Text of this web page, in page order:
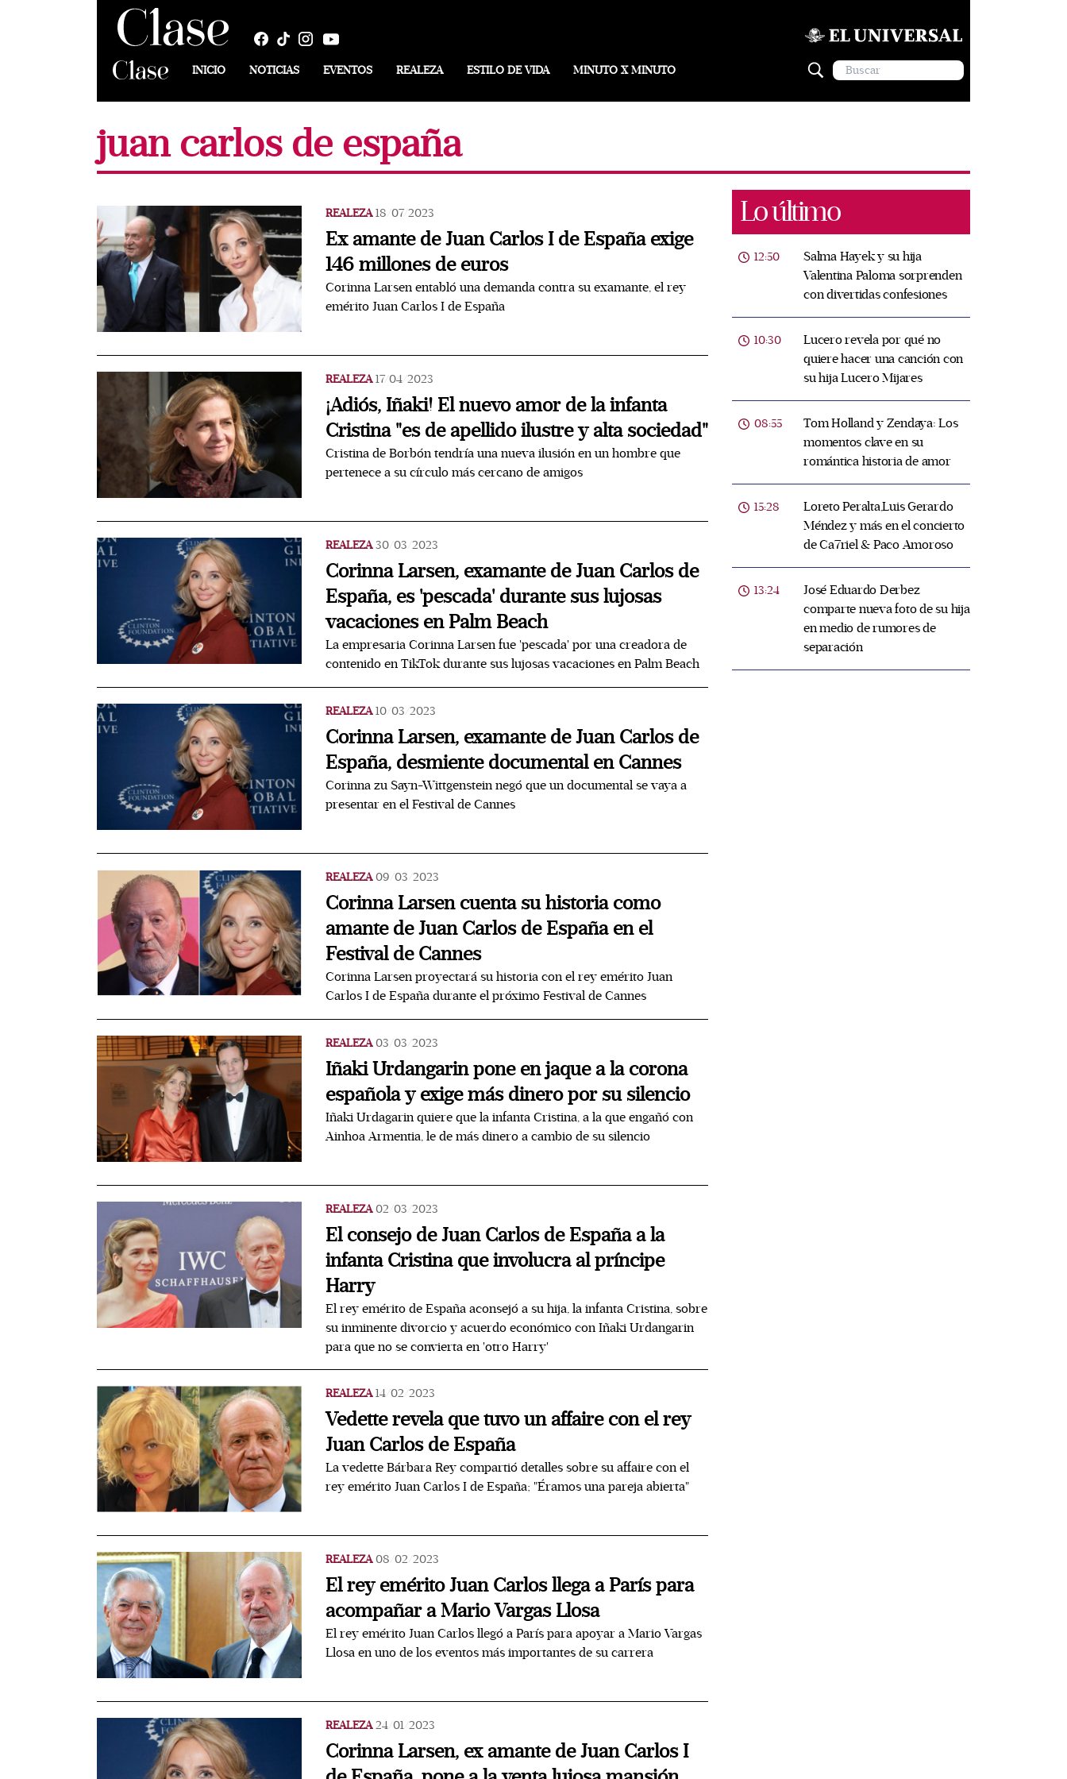
INICIO NOTICIAS EVENTOS REALEZA ESTILO DE VIDA MINUTO X MINUTO
juan carlos de españa
REALEZA 18/07/2023
Ex amante de Juan Carlos I de España exige
146 millones de euros
Corinna Larsen entabló una demanda contra su examante, el rey
emérito Juan Carlos I de España
REALEZA 17/04/2023
¡Adiós, Iñaki! El nuevo amor de la infanta
Cristina "es de apellido ilustre y alta sociedad"
Cristina de Borbón tendría una nueva ilusión en un hombre que
pertenece a su círculo más cercano de amigos
REALEZA 30/03/2023
Corinna Larsen, examante de Juan Carlos de
España, es 'pescada' durante sus lujosas
vacaciones en Palm Beach
La empresaria Corinna Larsen fue 'pescada' por una creadora de
contenido en TikTok durante sus lujosas vacaciones en Palm Beach
REALEZA 10/03/2023
Corinna Larsen, examante de Juan Carlos de
España, desmiente documental en Cannes
Corinna zu Sayn-Wittgenstein negó que un documental se vaya a
presentar en el Festival de Cannes
REALEZA 09/03/2023
Corinna Larsen cuenta su historia como
amante de Juan Carlos de España en el
Festival de Cannes
Corinna Larsen proyectará su historia con el rey emérito Juan
Carlos I de España durante el próximo Festival de Cannes
REALEZA 03/03/2023
Iñaki Urdangarin pone en jaque a la corona
española y exige más dinero por su silencio
Iñaki Urdagarin quiere que la infanta Cristina, a la que engañó con
Ainhoa Armentia, le de más dinero a cambio de su silencio
REALEZA 02/03/2023
El consejo de Juan Carlos de España a la
infanta Cristina que involucra al príncipe
Harry
El rey emérito de España aconsejó a su hija, la infanta Cristina, sobre
su inminente divorcio y acuerdo económico con Iñaki Urdangarin
para que no se convierta en 'otro Harry'
REALEZA 14/02/2023
Vedette revela que tuvo un affaire con el rey
Juan Carlos de España
La vedette Bárbara Rey compartió detalles sobre su affaire con el
rey emérito Juan Carlos I de España; "Éramos una pareja abierta"
REALEZA 08/02/2023
El rey emérito Juan Carlos llega a París para
acompañar a Mario Vargas Llosa
El rey emérito Juan Carlos llegó a París para apoyar a Mario Vargas
Llosa en uno de los eventos más importantes de su carrera
REALEZA 24/01/2023
Corinna Larsen, ex amante de Juan Carlos I
Lo último
12:50
Salma Hayek y su hija
Valentina Paloma sorprenden
con divertidas confesiones
10:30
Lucero revela por qué no
quiere hacer una canción con
su hija Lucero Mijares
08:55
Tom Holland y Zendaya: Los
momentos clave en su
romántica historia de amor
15:28
Loreto Peralta,Luis Gerardo
Méndez y más en el concierto
de Ca7riel & Paco Amoroso
13:24
José Eduardo Derbez
comparte nueva foto de su hija
en medio de rumores de
separación